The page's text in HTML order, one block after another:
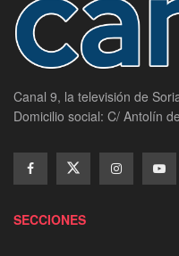
Canal 9, la televisión de
Domicilio social: C/ Antolín
SECCIONES